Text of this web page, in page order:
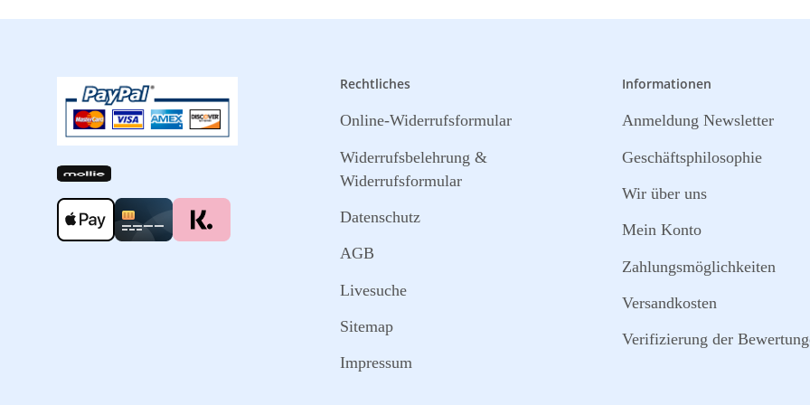
Rechtliches
Online-Widerrufsformular
Widerrufsbelehrung &
Widerrufsformular
Datenschutz
AGB
Livesuche
Sitemap
Impressum
Informationen
Anmeldung Newsletter
Geschäftsphilosophie
Wir über uns
Mein Konto
Zahlungsmöglichkeiten
Versandkosten
Verifizierung der